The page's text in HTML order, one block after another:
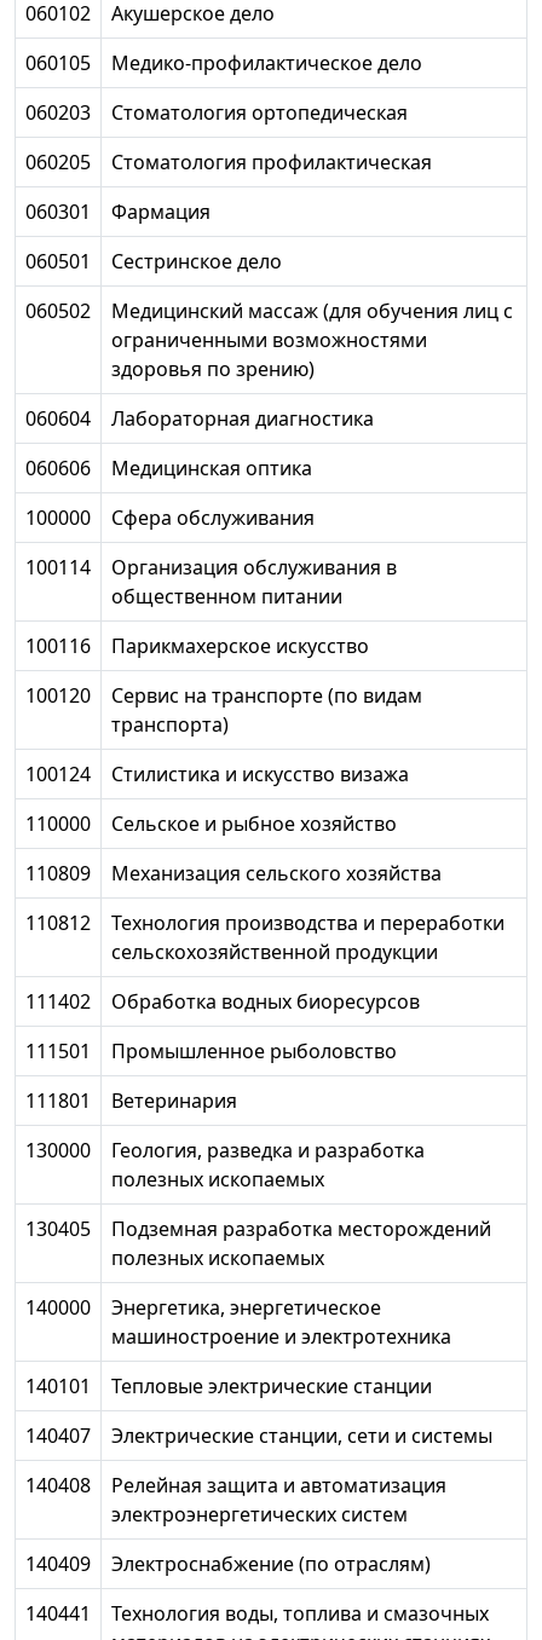
060102
Акушерское дело
060105
Медико-профилактическое дело
060203
Стоматология ортопедическая
060205
Стоматология профилактическая
060301
Фармация
060501
Сестринское дело
060502
Медицинский массаж (для обучения лиц с
ограниченными возможностями
здоровья по зрению)
060604
Лабораторная диагностика
060606
Медицинская оптика
100000
Сфера обслуживания
100114
Организация обслуживания в
общественном питании
100116
Парикмахерское искусство
100120
Сервис на транспорте (по видам
транспорта)
100124
Стилистика и искусство визажа
110000
Сельское и рыбное хозяйство
110809
Механизация сельского хозяйства
110812
Технология производства и переработки
сельскохозяйственной продукции
111402
Обработка водных биоресурсов
111501
Промышленное рыболовство
111801
Ветеринария
130000
Геология, разведка и разработка
полезных ископаемых
130405
Подземная разработка месторождений
полезных ископаемых
140000
Энергетика, энергетическое
машиностроение и электротехника
140101
Тепловые электрические станции
140407
Электрические станции, сети и системы
140408
Релейная защита и автоматизация
электроэнергетических систем
140409
Электроснабжение (по отраслям)
140441
Технология воды, топлива и смазочных